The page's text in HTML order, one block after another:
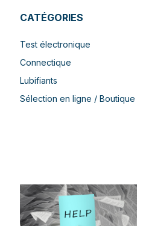
CATÉGORIES
Test électronique
Connectique
Lubifiants
Sélection en ligne / Boutique